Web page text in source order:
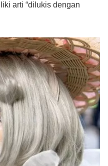
arti “dilukis dengan